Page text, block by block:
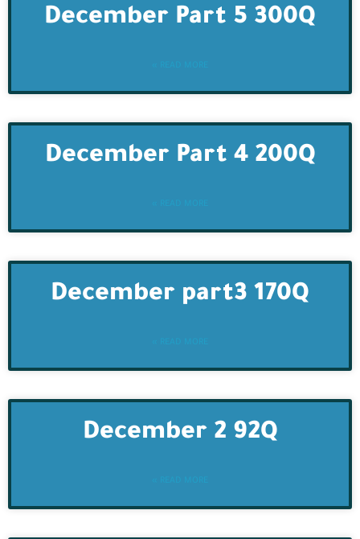
December Part 5 300Q
December Part 4 200Q
December part3 170Q
December 2 92Q